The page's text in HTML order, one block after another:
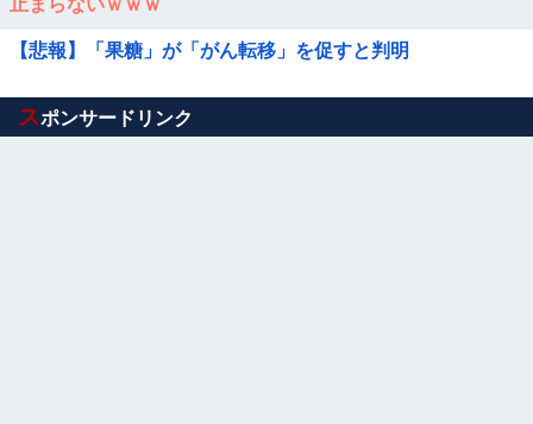
止まらないｗｗｗ
【悲報】「果糖」が「がん転移」を促すと判明
Powered by livedoor 相互RSS
スポンサードリンク